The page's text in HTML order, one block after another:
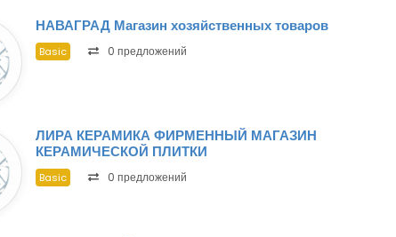
НАВАГРАД Магазин хозяйственных товаров
Basic 0 предложений
ЛИРА КЕРАМИКА ФИРМЕННЫЙ МАГАЗИН
КЕРАМИЧЕСКОЙ ПЛИТКИ
Basic 0 предложений